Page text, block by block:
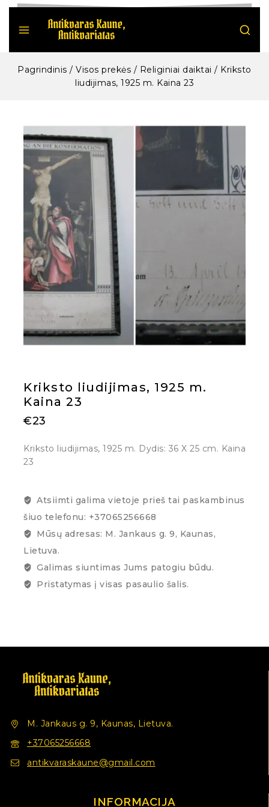
Pagrindinis / Visos prekės / Religiniai daiktai / Kriksto
liudijimas, 1925 m. Kaina 23
Kriksto liudijimas, 1925 m.
Kaina 23
€23
Kriksto liudijimas, 1925 m. Dydis: 36 X 25 cm. Kaina
23
Atsiimti galima vietoje prieš tai paskambinus
šiuo telefonu: +37065256668
Mūsų adresas: M. Jankaus g. 9, Kaunas,
Lietuva.
Galimas siuntimas Jums patogiu būdu.
Pristatymas į visas pasaulio šalis.
M. Jankaus g. 9, Kaunas, Lietuva.
+37065256668
antikvaraskaune@gmail.com
INFORMACIJA